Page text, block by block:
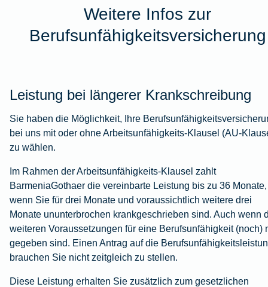
Weitere Infos zur
Berufsunfähigkeitsversicherung
Leistung bei längerer Krankschreibung
Sie haben die Möglichkeit, Ihre
bei uns mit oder ohne Arbeitsunfähigkeits-Klausel (AU-
zu wählen.
Im Rahmen der Arbeitsunfähigkeits-Klausel zahlt
BarmeniaGothaer die vereinbarte Leistung bis zu 36 Monate,
wenn Sie für drei Monate und voraussichtlich weitere drei
Monate ununterbrochen krankgeschrieben sind. Auch wenn
weiteren Voraussetzungen für eine Berufsunfähigkeit (noch)
gegeben sind. Einen Antrag auf die
brauchen Sie nicht zeitgleich zu stellen.
Diese Leistung erhalten Sie zusätzlich zum gesetzlichen